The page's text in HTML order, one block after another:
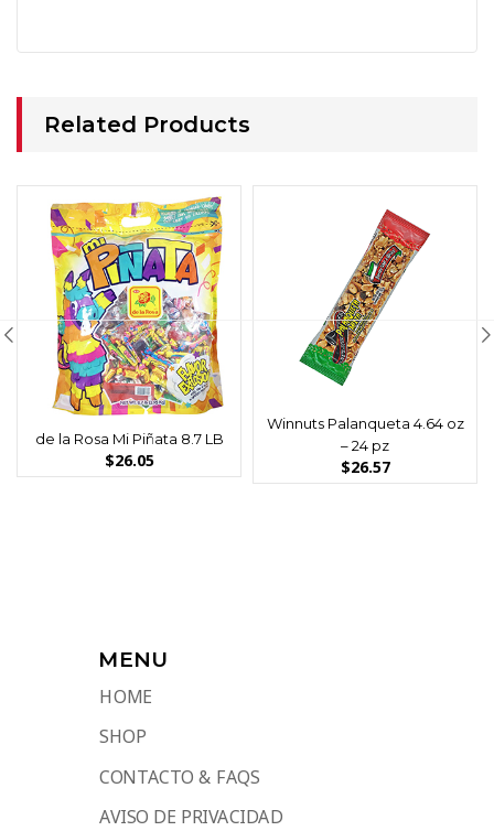
Related Products
de la Rosa Mi Piñata 8.7 LB
$26.05
Winnuts Palanqueta 4.64 oz
– 24 pz
$26.57
MENU
HOME
SHOP
CONTACTO & FAQS
AVISO DE PRIVACIDAD